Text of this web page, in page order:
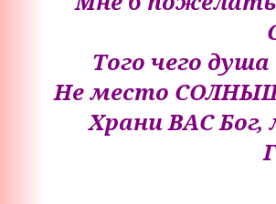
Того чего
Не место
Храни ВАС